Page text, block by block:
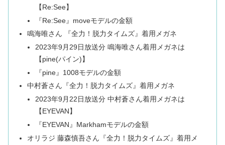
【Re:See】
『Re:See』moveモデルの金額
鳴海唯さん 『全力！脱力タイムズ』着用メガネ
2023年9月29日放送分 鳴海唯さん着用メガネは
【pine(パイン)】
『pine』1008モデルの金額
中村蒼さん『全力！脱力タイムズ』着用メガネ
2023年9月22日放送分 中村蒼さん着用メガネは
【EYEVAN】
『EYEVAN』Markhamモデルの金額
オリラジ 藤森慎吾さん『全力！脱力タイムズ』着用メ